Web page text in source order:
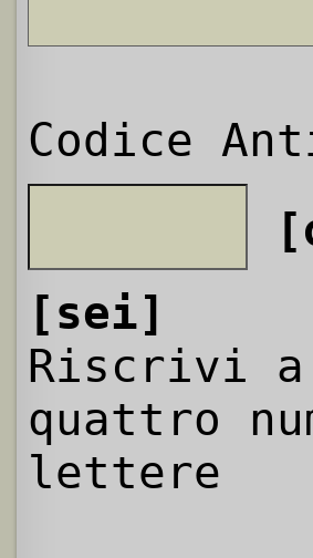
Codice
[sei]
Riscrivi
quattro
lettere